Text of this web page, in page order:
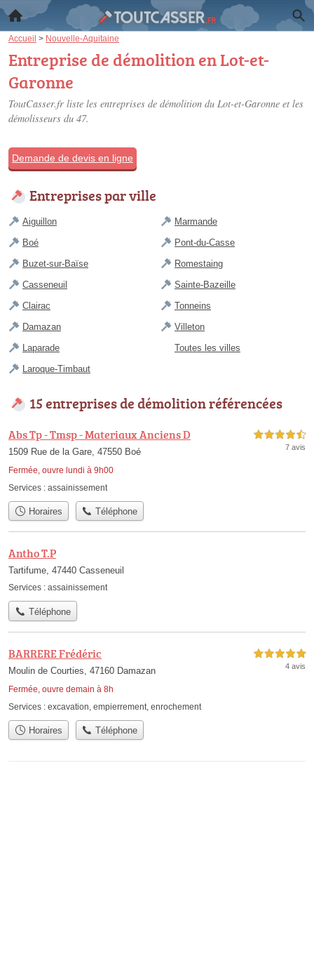
Accueil > Nouvelle-Aquitaine
Entreprise de démolition en Lot-et-
Garonne
ToutCasser.fr liste les entreprises de démolition du Lot-et-Garonne et les
démolisseurs du 47.
Demande de devis en ligne
Entreprises par ville
Aiguillon
Boé
Buzet-sur-Baïse
Casseneuil
Clairac
Damazan
Laparade
Laroque-Timbaut
Marmande
Pont-du-Casse
Romestaing
Sainte-Bazeille
Tonneins
Villeton
Toutes les villes
15 entreprises de démolition référencées
Abs Tp - Tmsp - Materiaux Anciens D
1509 Rue de la Gare, 47550 Boé
Fermée, ouvre lundi à 9h00
4,5 étoiles sur 5
7 avis
Services : assainissement
Horaires Téléphone
Antho T.P
Tartifume, 47440 Casseneuil
Services : assainissement
Téléphone
BARRERE Frédéric
Moulin de Courties, 47160 Damazan
Fermée, ouvre demain à 8h
5,0 étoiles sur 5
4 avis
Services : excavation empierrement enrochement
Horaires Téléphone